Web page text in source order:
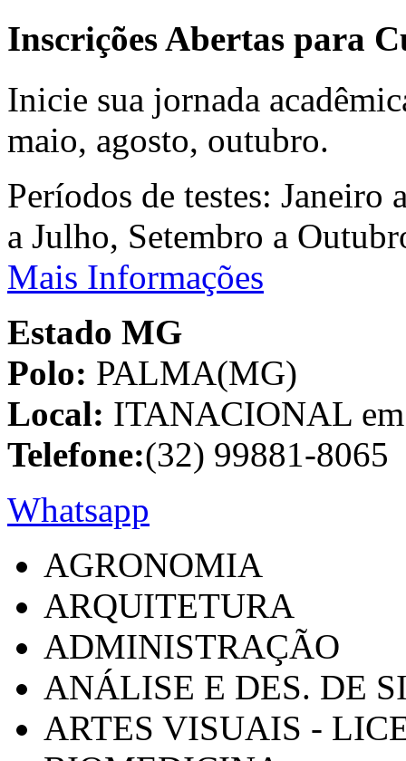
Inscrições Abertas para
Inicie sua jornada
maio, agosto, outubro.
Períodos de testes:
a Julho, Setembro a
Mais Informações
Estado MG
Polo: PALMA(MG)
Local: ITANACIONAL
Telefone:(32) 99881-8065
Whatsapp
AGRONOMIA
ARQUITETURA
ADMINISTRAÇÃO
ANÁLISE E DES. DE
ARTES VISUAIS -